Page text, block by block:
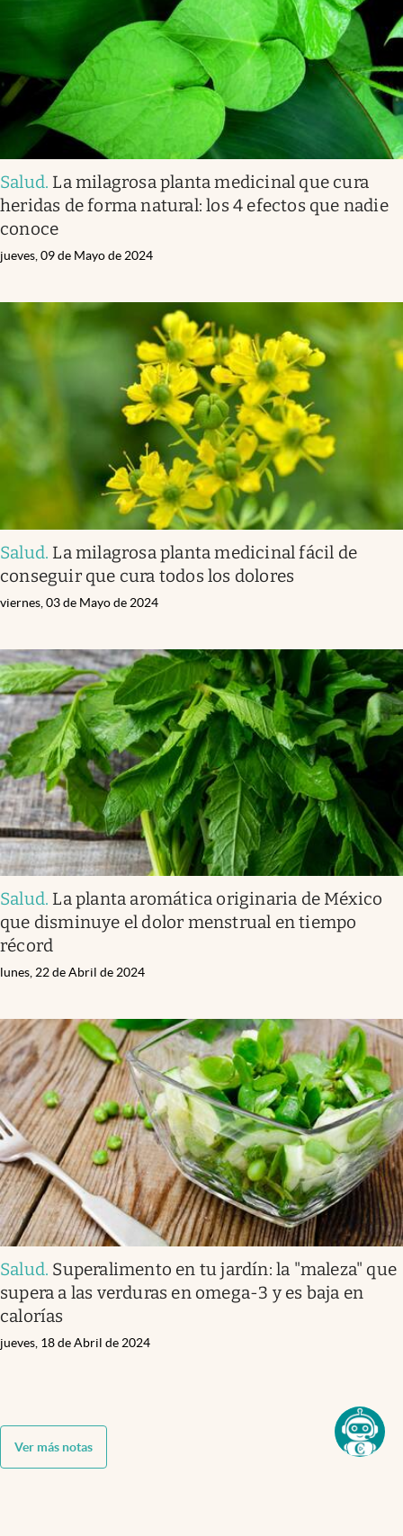
Salud. La milagrosa planta medicinal que cura
heridas de forma natural: los 4 efectos que nadie
conoce
jueves, 09 de Mayo de 2024
Salud. La milagrosa planta medicinal fácil de
conseguir que cura todos los dolores
viernes, 03 de Mayo de 2024
Salud. La planta aromática originaria de México
que disminuye el dolor menstrual en tiempo
récord
lunes, 22 de Abril de 2024
Salud. Superalimento en tu jardín: la "maleza" que
supera a las verduras en omega-3 y es baja en
calorías
jueves, 18 de Abril de 2024
Ver más notas